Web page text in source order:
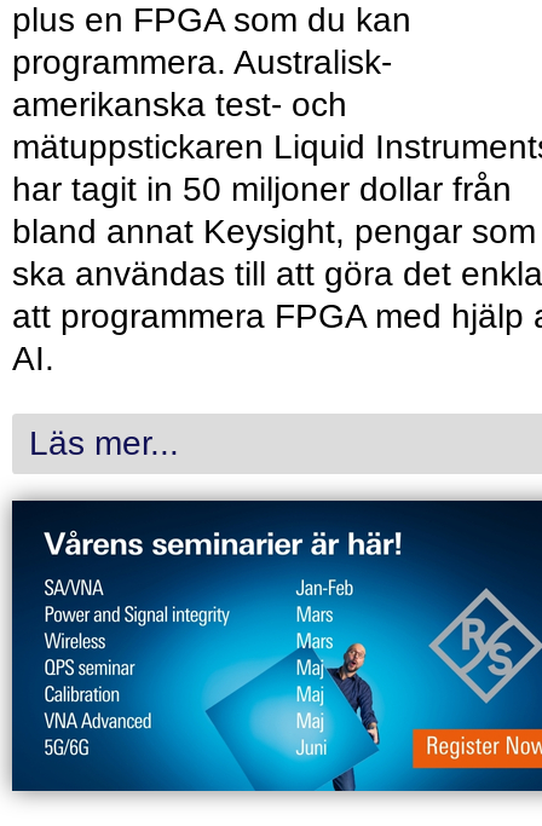
plus en FPGA som du kan
programmera. Australisk-
amerikanska test- och
mätuppstickaren Liquid
har tagit in 50 miljoner dollar från
bland annat Keysight, pengar som
ska användas till att göra det
att programmera FPGA med hjälp
AI.
Läs mer...